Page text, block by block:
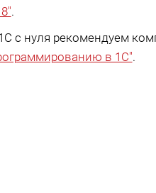
.
с нуля рекомендуем
в 1С".